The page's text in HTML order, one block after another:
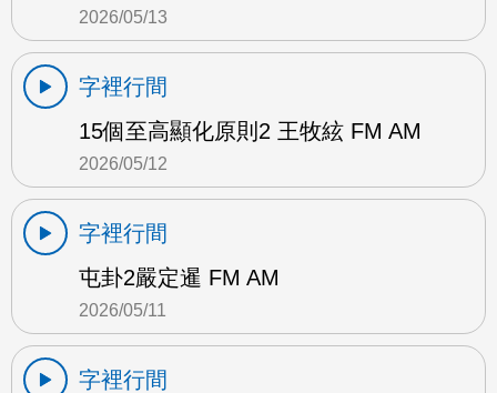
2026/05/13
字裡行間
15個至高顯化原則2 王牧絃 FM AM
2026/05/12
字裡行間
屯卦2嚴定暹 FM AM
2026/05/11
字裡行間